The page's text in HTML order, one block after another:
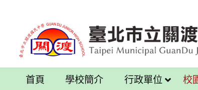
內
首頁 學校簡介 行政單位 校